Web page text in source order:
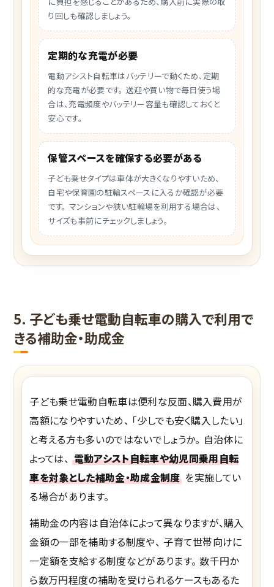
り回しも確認しましょう。
定期的な充電が必要
電動アシスト自転車はバッテリーで動くため、定期
的な充電が必要です。 送迎や買い物で毎日使う場
合は、充電頻度やバッテリー容量も確認しておくと
安心です。
保管スペースを確保する必要がある
子ども乗せタイプは車体が大きくなりやすいため、
自宅や保育園の駐輪スペースに入るか確認が必要
です。 マンションや狭い駐輪場を利用する場合は、
サイズも事前にチェックしましょう。
5. 子ども乗せ電動自転車の購入で利用で
きる補助金・助成金
子ども乗せ電動自転車は便利な反面、購入費用が
高額になりやすいため、 「少しでも安く購入したい」
と考える方も多いのではないでしょうか。 自治体に
よっては、電動アシスト自転車や幼児同乗用自転
車を対象とした補助金・助成金制度を実施してい
る場合があります。
補助金の内容は自治体によって異なりますが、購入
金額の一部を補助する制度や、 子育て世帯向けに
一定額を支給する制度などがあります。 数千円か
ら数万円程度の補助を受けられるケースもあるた